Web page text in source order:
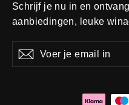
Schrijf je nu in en
aanbiedingen, leuke
je
Aanmelden